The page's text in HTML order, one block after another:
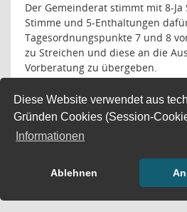
Diese Website verwendet aus
Gründen Cookies (Session-
Informationen
Ablehnen
Der Gemeinderat stimmt mit 8-Ja
Stimme und 5-Enthaltungen
Tagesordnungspunkte 7 und 8
zu Streichen und diese an die
Vorberatung zu übergeben.